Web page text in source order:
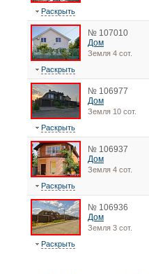
Раскрыть
№ 107010
Дом
Земля 4 сот.
Раскрыть
№ 106977
Дом
Земля 10 сот.
Раскрыть
№ 106937
Дом
Земля 4 сот.
Раскрыть
№ 106936
Дом
Земля 3 сот.
Раскрыть